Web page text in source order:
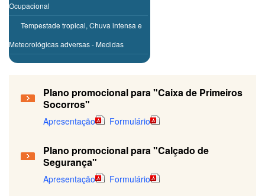
Ocupacional
Tempestade tropical, Chuva intensa e
Meteorológicas adversas - Medidas
Plano promocional para "Caixa de Primeiros
Socorros"
Apresentação Formulário
Plano promocional para "Calçado de
Segurança"
Apresentação Formulário